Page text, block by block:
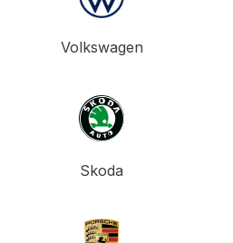
Volkswagen
Skoda